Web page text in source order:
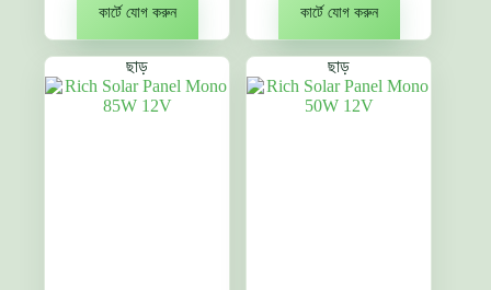
কার্টে যোগ করুন
was:
4,400.00৳ .
কার্টে যোগ করুন
ছাড় ছাড়